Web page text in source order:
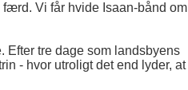
Vi får hvide Isaan-bånd om
Efter tre dage som landsbyens
- hvor utroligt det end lyder, at